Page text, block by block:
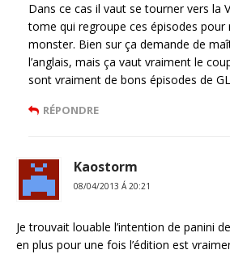
Dans ce cas il vaut se tourner vers la
tome qui regroupe ces épisodes pour
monster. Bien sur ça demande de
l’anglais, mais ça vaut vraiment le
sont vraiment de bons épisodes de
RÉPONDRE
Kaostorm
08/04/2013 Á 20:21
Je trouvait louable l’intention de panini
en plus pour une fois l’édition est